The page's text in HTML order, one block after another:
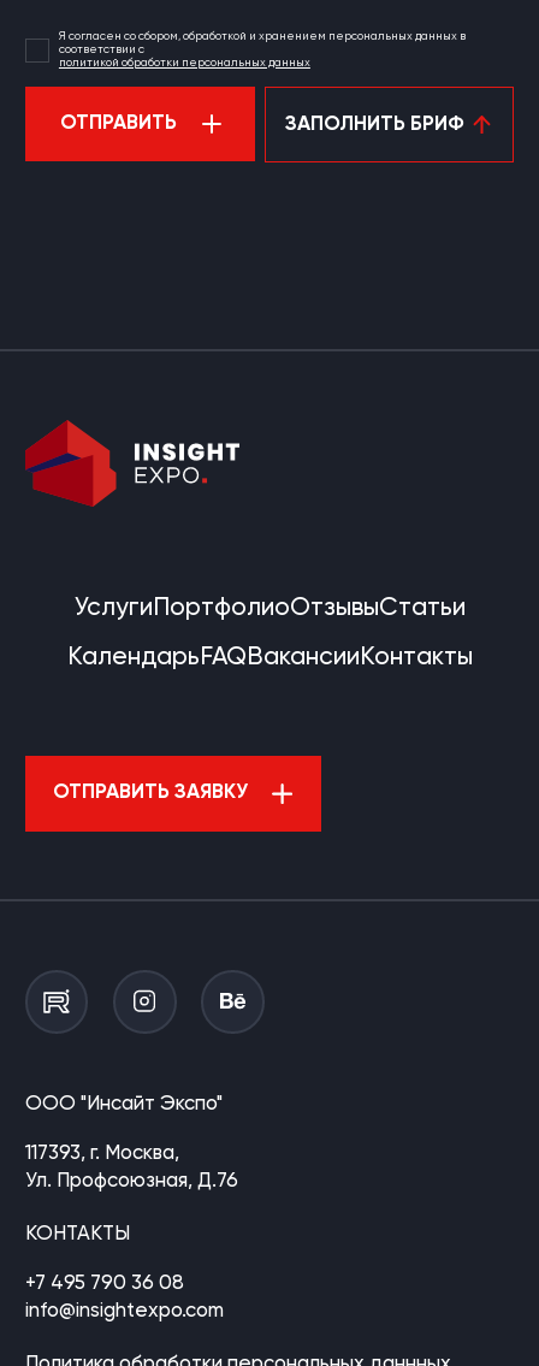
Я согласен со сбором, обработкой и хранением персональных данных в
соответствии с
политикой обработки персональных данных
ОТПРАВИТЬ ЗАПОЛНИТЬ БРИФ
Услуги ПортфолиоОтзывыСтатьи
КалендарьFAQВакансииКонтакты
ОТПРАВИТЬ ЗАЯВКУ
ООО "Инсайт Экспо"
117393, г. Москва,
Ул. Профсоюзная, Д.76
КОНТАКТЫ
+7 495 790 36 08
info@insightexpo.com